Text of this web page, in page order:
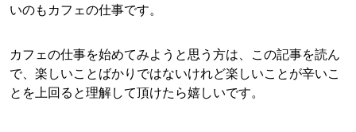
いのもカフェの仕事です。
カフェの仕事を始めてみようと思う方は、この記事を読ん
で、楽しいことばかりではないけれど楽しいことが辛いこ
とを上回ると理解して頂けたら嬉しいです。